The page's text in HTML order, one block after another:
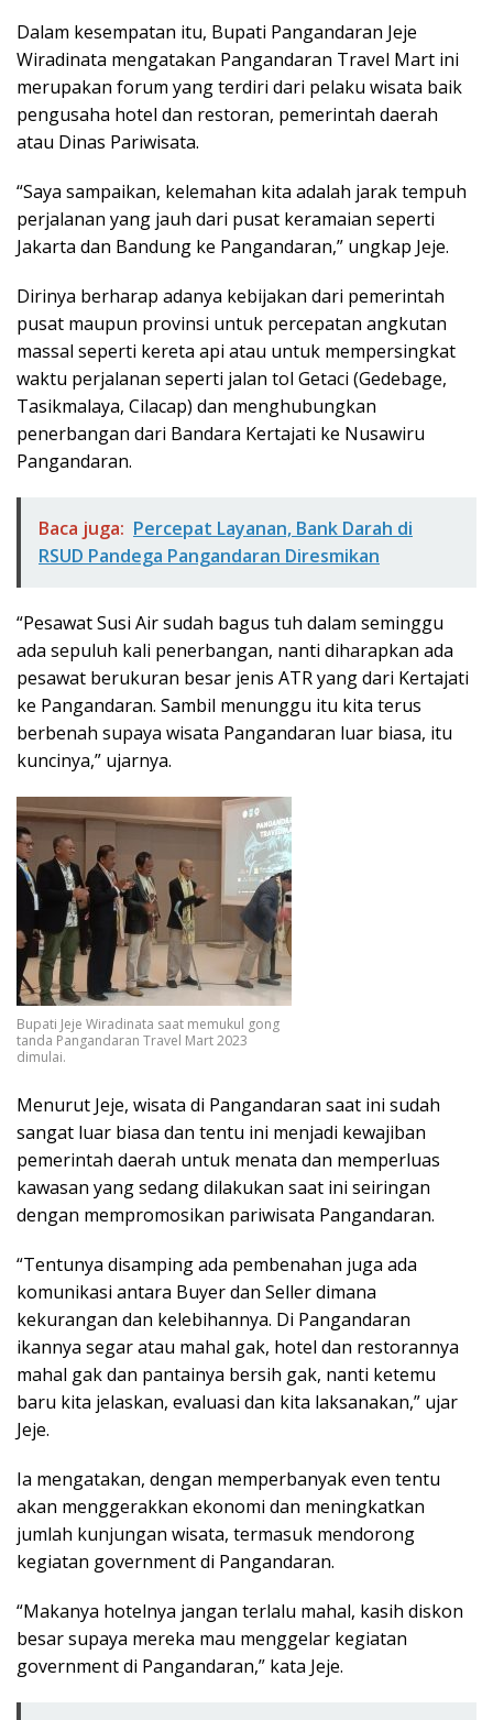
Dalam kesempatan itu, Bupati Pangandaran Jeje
Wiradinata mengatakan Pangandaran Travel Mart ini
merupakan forum yang terdiri dari pelaku wisata baik
pengusaha hotel dan restoran, pemerintah daerah
atau Dinas Pariwisata.
“Saya sampaikan, kelemahan kita adalah jarak tempuh
perjalanan yang jauh dari pusat keramaian seperti
Jakarta dan Bandung ke Pangandaran,” ungkap Jeje.
Dirinya berharap adanya kebijakan dari pemerintah
pusat maupun provinsi untuk percepatan angkutan
massal seperti kereta api atau untuk mempersingkat
waktu perjalanan seperti jalan tol Getaci (Gedebage,
Tasikmalaya, Cilacap) dan menghubungkan
penerbangan dari Bandara Kertajati ke Nusawiru
Pangandaran.
Baca juga: Percepat Layanan, Bank Darah di
RSUD Pandega Pangandaran Diresmikan
“Pesawat Susi Air sudah bagus tuh dalam seminggu
ada sepuluh kali penerbangan, nanti diharapkan ada
pesawat berukuran besar jenis ATR yang dari Kertajati
ke Pangandaran. Sambil menunggu itu kita terus
berbenah supaya wisata Pangandaran luar biasa, itu
kuncinya,” ujarnya.
Bupati Jeje Wiradinata saat memukul gong
tanda Pangandaran Travel Mart 2023
dimulai.
Menurut Jeje, wisata di Pangandaran saat ini sudah
sangat luar biasa dan tentu ini menjadi kewajiban
pemerintah daerah untuk menata dan memperluas
kawasan yang sedang dilakukan saat ini seiringan
dengan mempromosikan pariwisata Pangandaran.
“Tentunya disamping ada pembenahan juga ada
komunikasi antara Buyer dan Seller dimana
kekurangan dan kelebihannya. Di Pangandaran
ikannya segar atau mahal gak, hotel dan restorannya
mahal gak dan pantainya bersih gak, nanti ketemu
baru kita jelaskan, evaluasi dan kita laksanakan,” ujar
Jeje.
Ia mengatakan, dengan memperbanyak even tentu
akan menggerakkan ekonomi dan meningkatkan
jumlah kunjungan wisata, termasuk mendorong
kegiatan government di Pangandaran.
“Makanya hotelnya jangan terlalu mahal, kasih diskon
besar supaya mereka mau menggelar kegiatan
government di Pangandaran,” kata Jeje.